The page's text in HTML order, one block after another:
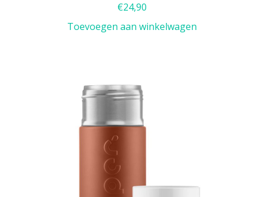
€24,90
Toevoegen aan winkelwagen